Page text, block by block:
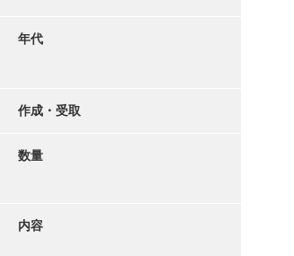
年代
作成・受取
数量
内容